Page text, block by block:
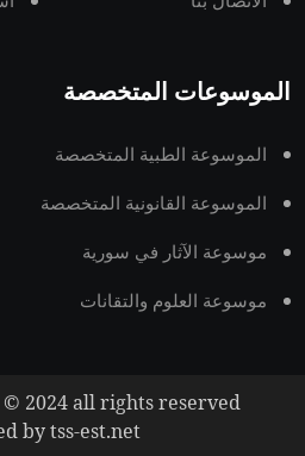
الموسوعات المتخصصة
الموسوعة الطبية المتخصصة
الموسوعة القانونية المتخصصة
موسوعة الآثار في سورية
موسوعة العلوم والتقانات
2024 all rights reserved.
by tss-est.net